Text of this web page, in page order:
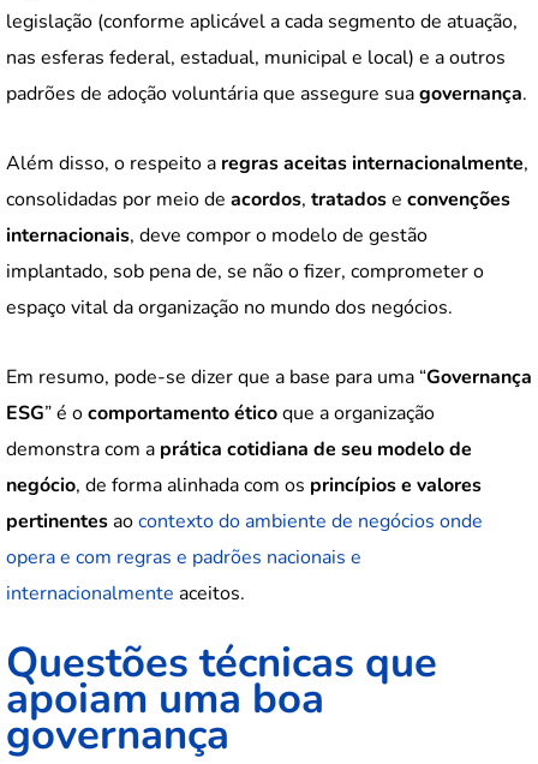
legislação (conforme aplicável a cada segmento de atuação,
nas esferas federal, estadual, municipal e local) e a outros
padrões de adoção voluntária que assegure suagovernança.
Além disso, o respeito a regras aceitas internacionalmente,
consolidadas por meio de acordos, tratadose convenções
internacionais, deve compor o modelo de gestão
implantado, sob pena de, se não o fizer, comprometer o
espaço vital da organização no mundo dos negócios.
Em resumo, pode-se dizer que a base para uma “Governança
ESG” é ocomportamento éticoque a organização
demonstra com a prática cotidiana de seu modelo de
negócio, de forma alinhada com os princípios e valores
pertinentesaocontexto do ambiente de negócios onde
opera e com regras e padrões nacionais e
internacionalmente aceitos.
Questões técnicas que
apoiam uma boa
governança